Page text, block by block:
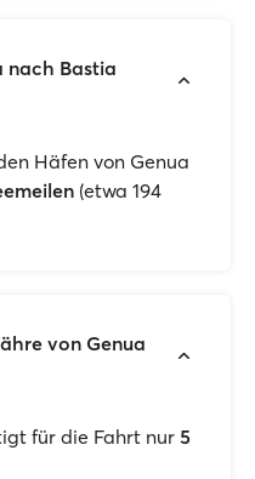
nach Bastia
Häfen von Genua
(etwa 194
von Genua
für die Fahrt nur 5